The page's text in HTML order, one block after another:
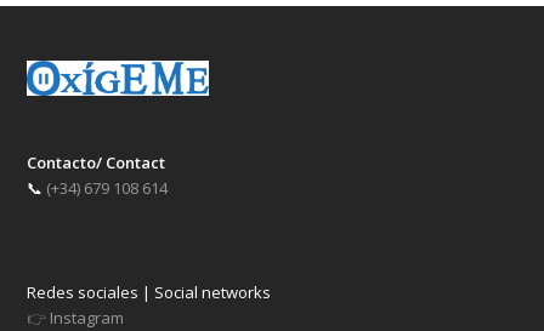
Contacto/ Contact
📞 (+34) 679 108 614
Redes sociales | Social networks
👉 Instagram